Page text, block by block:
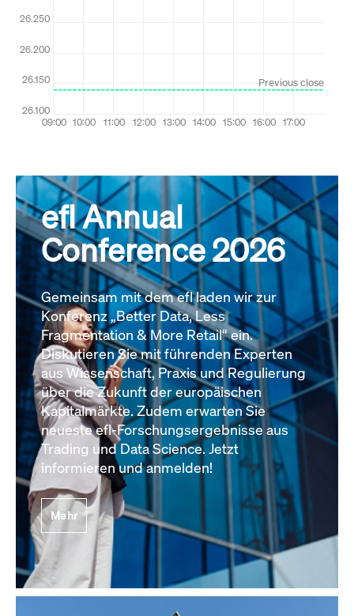
efl Annual
Conference 2026
Gemeinsam mit dem efl laden wir zur
Konferenz „Better Data, Less
Fragmentation & More Retail“ ein.
Diskutieren Sie mit führenden Experten
aus Wissenschaft, Praxis und Regulierung
über die Zukunft der europäischen
Kapitalmärkte. Zudem erwarten Sie
neueste efl-Forschungsergebnisse aus
Trading und Data Science. Jetzt
informieren und anmelden!
Mehr